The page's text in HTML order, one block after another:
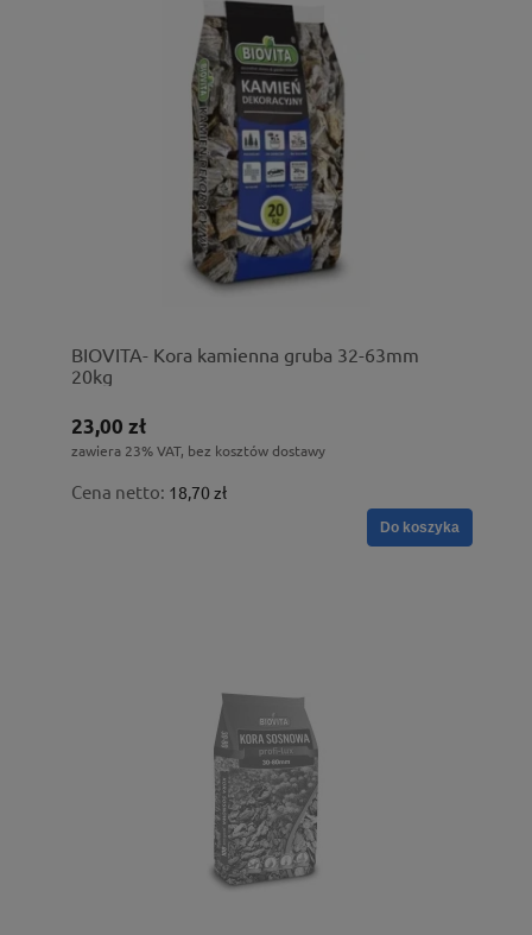
BIOVITA- Kora kamienna gruba 32-63mm
20kg
23,00 zł
zawiera 23% VAT, bez kosztów dostawy
Cena netto: 18,70 zł
Do koszyka